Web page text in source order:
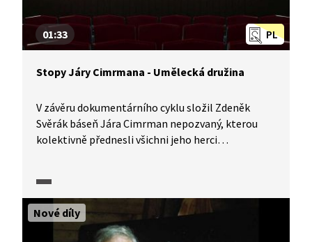
PL
01:33
Stopy Járy Cimrmana - Umělecká družina
V závěru dokumentárního cyklu složil Zdeněk
Svěrák báseň Jára Cimrman nepozvaný, kterou
kolektivně přednesli všichni jeho herci
v pracovním listě.
Nové díly